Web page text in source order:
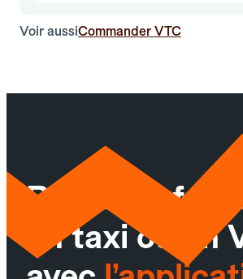
Voir aussiCommander VTC
Réservez
un taxi ou un